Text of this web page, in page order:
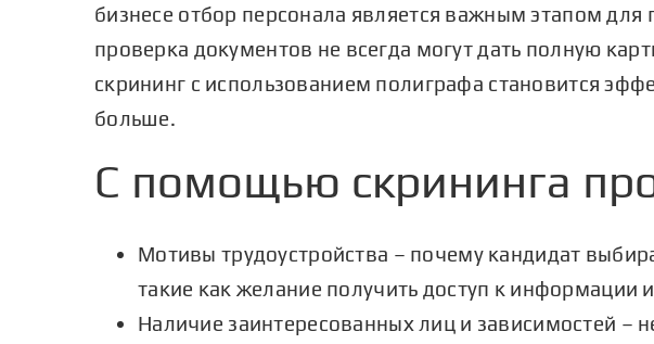
бизнесе отбор персонала является важным этапом
проверка документов не всегда могут дать полную
скрининг с использованием полиграфа становится
больше.
С помощью скрининга
Мотивы трудоустройства – почему кандидат
такие как желание получить доступ к
Наличие заинтересованных лиц и зависимостей –